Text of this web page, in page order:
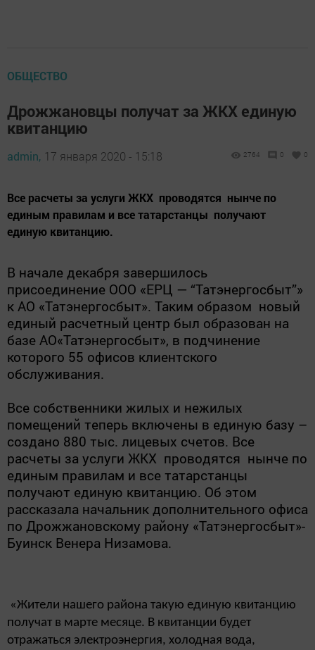
ОБЩЕСТВО
Дрожжановцы получат за ЖКХ единую
квитанцию
admin, 17 января 2020 - 15:18 2764 0 0
Все расчеты за услуги ЖКХ проводятся нынче по
единым правилам и все татарстанцы получают
единую квитанцию.
В начале декабря завершилось
присоединение ООО «ЕРЦ — “Татэнергосбыт”»
к АО «Татэнергосбыт». Таким образом новый
единый расчетный центр был образован на
базе АО«Татэнергосбыт», в подчинение
которого 55 офисов клиентского
обслуживания.
Все собственники жилых и нежилых
помещений теперь включены в единую базу –
создано 880 тыс. лицевых счетов. Все
расчеты за услуги ЖКХ проводятся нынче по
единым правилам и все татарстанцы
получают единую квитанцию. Об этом
рассказала начальник дополнительного офиса
по Дрожжановскому району «Татэнергосбыт»-
Буинск Венера Низамова.
«Жители нашего района такую единую квитанцию
получат в марте месяце. В квитанции будет
отражаться электроэнергия, холодная вода,